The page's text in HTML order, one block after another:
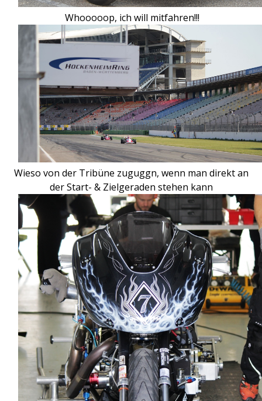
Whooooop, ich will mitfahren!!!
Wieso von der Tribüne zuguggn, wenn man direkt an
der Start- & Zielgeraden stehen kann